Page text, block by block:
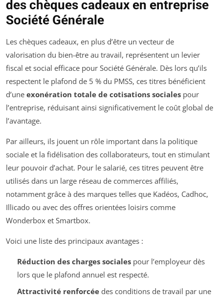
des chèques cadeaux en entreprise
Société Générale
Les chèques cadeaux, en plus d’être un vecteur de
valorisation du bien-être au travail, représentent un levier
fiscal et social efficace pour Société Générale. Dès lors qu’ils
respectent le plafond de 5 % du PMSS, ces titres bénéficient
d’une exonération totale de cotisations sociales pour
l’entreprise, réduisant ainsi significativement le coût global de
l’avantage.
Par ailleurs, ils jouent un rôle important dans la politique
sociale et la fidélisation des collaborateurs, tout en stimulant
leur pouvoir d’achat. Pour le salarié, ces titres peuvent être
utilisés dans un large réseau de commerces affiliés,
notamment grâce à des marques telles que Kadéos, Cadhoc,
Illicado ou avec des offres orientées loisirs comme
Wonderbox et Smartbox.
Voici une liste des principaux avantages :
Réduction des charges socialespour l’employeur dès
lors que le plafond annuel est respecté.
Attractivité renforcéedes conditions de travail par une